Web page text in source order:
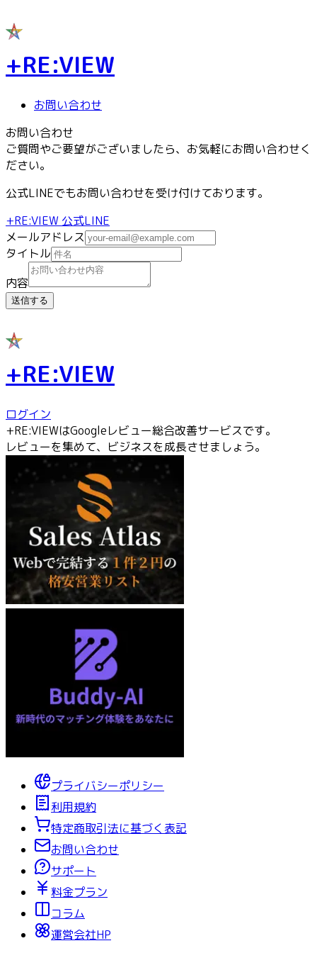
+RE:VIEW
お問い合わせ
お問い合わせ
ご質問やご要望がございましたら、お気軽にお問い合わせく
ださい。
公式LINEでもお問い合わせを受け付けております。
+RE:VIEW 公式LINE
メールアドレス
タイトル
内容
送信する
+RE:VIEW
ログイン
+RE:VIEWはGoogleレビュー総合改善サービスです。
レビューを集めて、ビジネスを成長させましょう。
プライバシーポリシー
利用規約
特定商取引法に基づく表記
お問い合わせ
サポート
料金プラン
コラム
運営会社HP